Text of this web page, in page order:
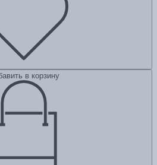
в корзину